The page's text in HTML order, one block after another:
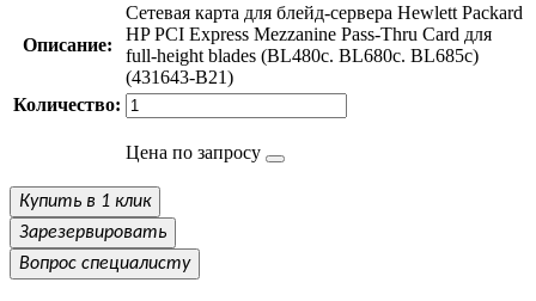
Описание:
Сетевая карта для блейд-сервера Hewlett Packard
HP PCI Express Mezzanine Pass-Thru Card для
full-height blades (BL480c. BL680c. BL685c)
(431643-B21)
Количество:
Цена по запросу
Купить в 1 клик
Зарезервировать
Вопрос специалисту